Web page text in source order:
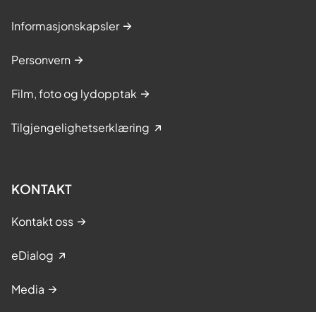
Informasjonskapsler
Personvern
Film, foto og lydopptak
Tilgjengelighetserklæring
KONTAKT
Kontakt oss
eDialog
Media